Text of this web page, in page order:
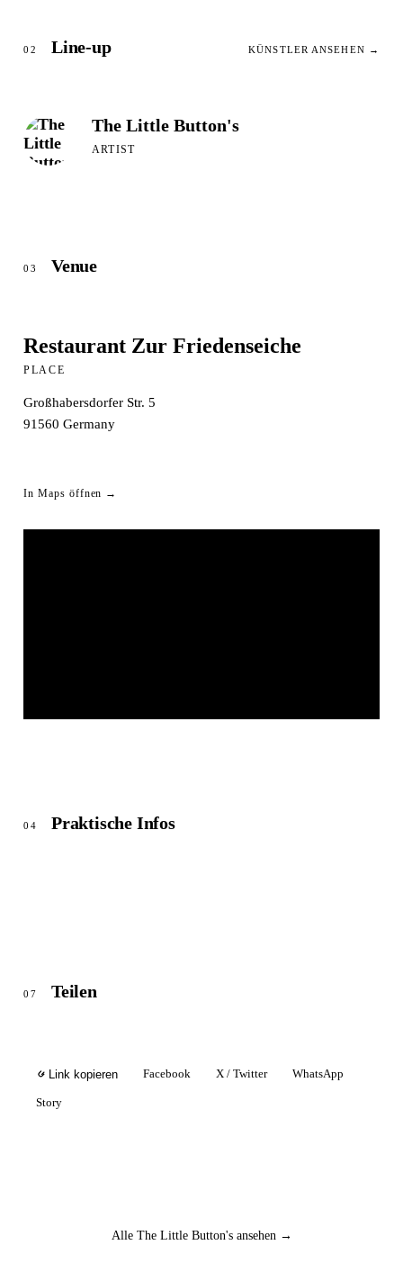
02 Line-up KÜNSTLER ANSEHEN →
The Little Button's
ARTIST
03 Venue
Restaurant Zur Friedenseiche
PLACE
Großhabersdorfer Str. 5
91560 Germany
In Maps öffnen →
04 Praktische Infos
07 Teilen
Link kopieren Facebook X / Twitter WhatsApp
Story
Alle The Little Button's ansehen →